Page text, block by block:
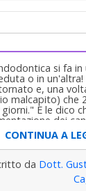
si fa in
o in
e, una
malcapito) che
E le dico
dei
le
si deve far
sia un Dentista e
dei Medici
Dentaria, se è
CONTINUA A
da Dott.